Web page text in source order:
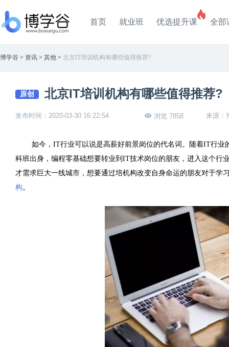
首页 就业班 优选提升课 全部
博学谷 > 资讯 > 其他 > 北京IT培训机构有哪些值得推荐?
原创 北京IT培训机构有哪些值得推荐?
发布时间：2020-03-30 16:22:54 浏览 7858 来源：
如今，IT行业可以说是高薪好前景岗位的代名词。随着IT行
科班出身，编程零基础想要转业到IT技术岗位的朋友，进入这个行
才需求巨大一线城市，想要通过培机构改变自身命运的朋友对于
构。